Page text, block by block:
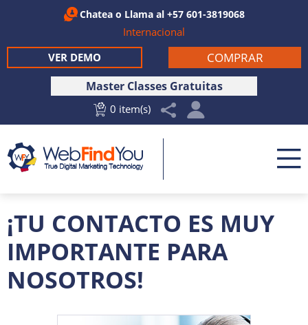
Chatea o Llama al +57 601-3819068
Internacional
Master Classes Gratuitas
0 item(s)
COMPRAR
VER DEMO
¡TU CONTACTO ES MUY
IMPORTANTE PARA
NOSOTROS!